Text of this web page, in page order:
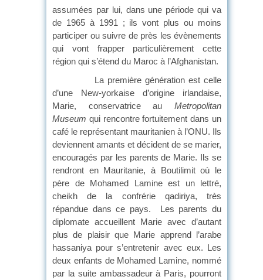
assumées par lui, dans une période qui va
de 1965 à 1991 ; ils vont plus ou moins
participer ou suivre de près les évènements
qui vont frapper particulièrement cette
région qui s’étend du Maroc à l’Afghanistan.
La première génération est celle
d’une New-yorkaise d’origine irlandaise,
Marie, conservatrice au Metropolitan
Museum qui rencontre fortuitement dans un
café le représentant mauritanien à l’ONU. Ils
deviennent amants et décident de se marier,
encouragés par les parents de Marie. Ils se
rendront en Mauritanie, à Boutilimit où le
père de Mohamed Lamine est un lettré,
cheikh de la confrérie qadiriya, très
répandue dans ce pays. Les parents du
diplomate accueillent Marie avec d’autant
plus de plaisir que Marie apprend l’arabe
hassaniya pour s’entretenir avec eux. Les
deux enfants de Mohamed Lamine, nommé
par la suite ambassadeur à Paris, pourront